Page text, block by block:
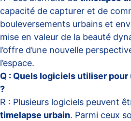
capacité de capturer et de
bouleversements urbains et
mise en valeur de la beauté
l’offre d’une nouvelle
l’espace.
Q : Quels logiciels utiliser
?
R : Plusieurs logiciels peuvent
timelapse urbain. Parmi ceux